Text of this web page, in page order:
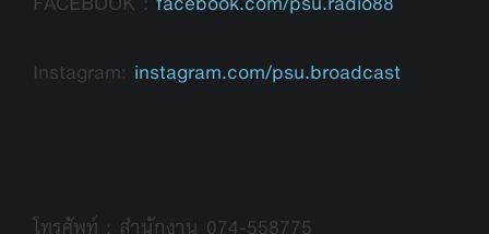
Instagram: instagram.com/psu.broadcast
โทรศัพท์ : สำนักงาน 074-558775